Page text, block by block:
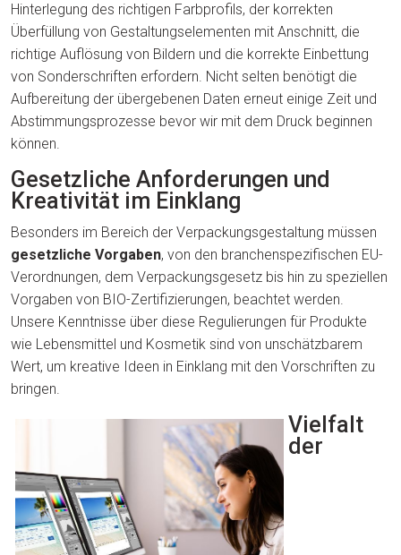
Hinterlegung des richtigen Farbprofils, der korrekten
Überfüllung von Gestaltungselementen mit Anschnitt, die
richtige Auflösung von Bildern und die korrekte Einbettung
von Sonderschriften erfordern. Nicht selten benötigt die
Aufbereitung der übergebenen Daten erneut einige Zeit und
Abstimmungsprozesse bevor wir mit dem Druck beginnen
können.
Gesetzliche Anforderungen und
Kreativität im Einklang
Besonders im Bereich der Verpackungsgestaltung müssen
gesetzliche Vorgaben, von den branchenspezifischen EU-
Verordnungen, dem Verpackungsgesetz bis hin zu speziellen
Vorgaben von BIO-Zertifizierungen, beachtet werden.
Unsere Kenntnisse über diese Regulierungen für Produkte
wie Lebensmittel und Kosmetik sind von unschätzbarem
Wert, um kreative Ideen in Einklang mit den Vorschriften zu
bringen.
Vielfalt
der